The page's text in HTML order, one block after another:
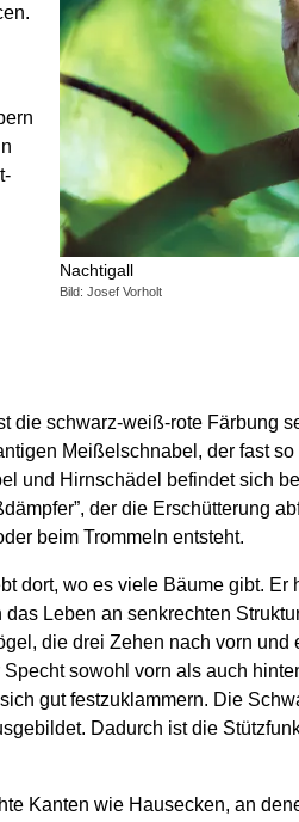
Nachtigall
Bild: Josef Vorholt
die schwarz-weiß-rote Färbung
Meißelschnabel, der fast
und Hirnschädel befindet sich
der die Erschütterung
beim Trommeln entsteht.
dort, wo es viele Bäume gibt. Er
das Leben an senkrechten
die drei Zehen nach vorn und
Specht sowohl vorn als auch
gut festzuklammern. Die
Dadurch ist die
Kanten wie Hausecken, an